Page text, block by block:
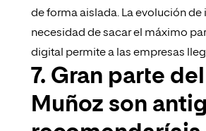
de forma aislada. La evolución de
necesidad de sacar el máximo
digital permite a las empresas
7. Gran parte
Muñoz son